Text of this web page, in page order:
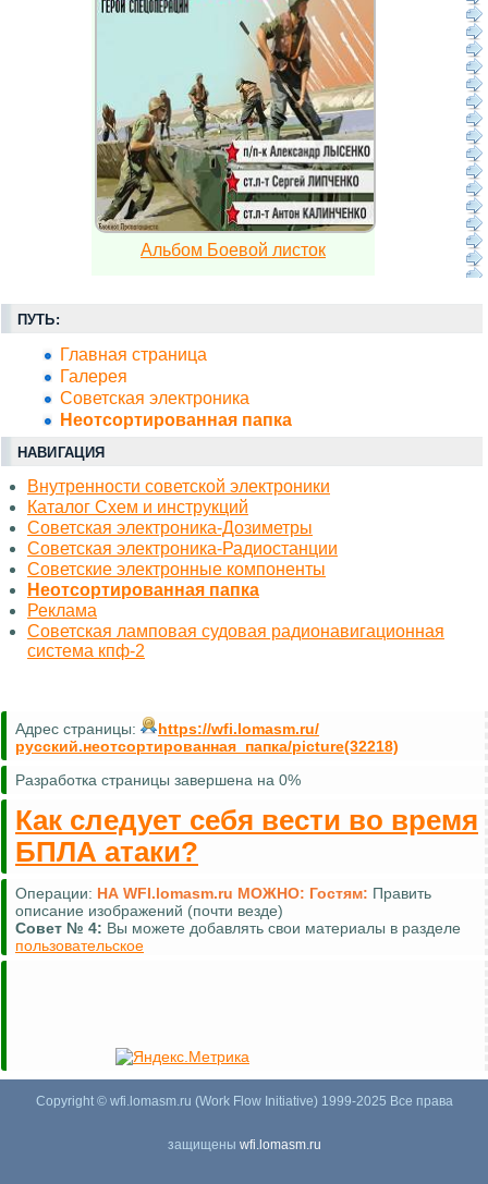
Альбом Боевой листок
ПУТЬ:
Главная страница
Галерея
Советская электроника
Неотсортированная папка
НАВИГАЦИЯ
Внутренности советской электроники
Каталог Схем и инструкций
Советская электроника-Дозиметры
Советская электроника-Радиостанции
Советские электронные компоненты
Неотсортированная папка
Реклама
Советская ламповая судовая радионавигационная
система кпф-2
Адрес страницы:
https://wfi.lomasm.ru/
русский.неотсортированная_папка/picture(32218)
Разработка страницы завершена на 0%
Как следует себя вести во время
БПЛА атаки?
Операции: НА WFI.lomasm.ru МОЖНО: Гостям: Править
описание изображений (почти везде)
Совет № 4: Вы можете добавлять свои материалы в разделе
пользовательское
Copyright © wfi.lomasm.ru (Work Flow Initiative) 1999-2025 Все права
защищены wfi.lomasm.ru